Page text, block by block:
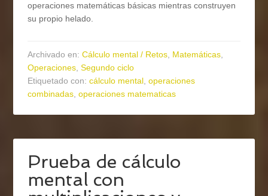
operaciones matemáticas básicas mientras construyen
su propio helado.
Archivado en:Cálculo mental / Retos, Matemáticas,
Operaciones,Segundo ciclo
Etiquetado con:cálculo mental,operaciones
combinadas,operaciones matematicas
Prueba de cálculo
mental con